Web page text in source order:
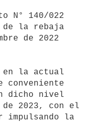
la rebaja
de 2022
conveniente
dicho nivel
2023, con el
impulsando la